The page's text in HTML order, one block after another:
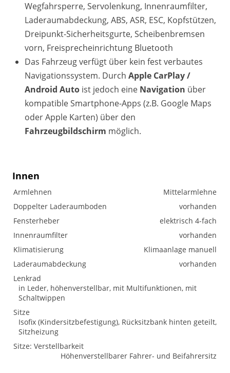
Wegfahrsperre, Servolenkung, Innenraumfilter,
Laderaumabdeckung, ABS, ASR, ESC, Kopfstützen,
Dreipunkt-Sicherheitsgurte, Scheibenbremsen
vorn, Freisprecheinrichtung Bluetooth
Das Fahrzeug verfügt über kein fest verbautes
Navigationssystem. Durch Apple CarPlay /
Android Auto ist jedoch eine Navigation über
kompatible Smartphone-Apps (z.B. Google Maps
oder Apple Karten) über den
Fahrzeugbildschirm möglich.
Innen
Armlehnen
Mittelarmlehne
Doppelter Laderaumboden
vorhanden
Fensterheber
elektrisch 4-fach
Innenraumfilter
vorhanden
Klimatisierung
Klimaanlage manuell
Laderaumabdeckung
vorhanden
Lenkrad
in Leder, höhenverstellbar, mit Multifunktionen, mit
Schaltwippen
Sitze
Isofix (Kindersitzbefestigung), Rücksitzbank hinten geteilt,
Sitzheizung
Sitze: Verstellbarkeit
Höhenverstellbarer Fahrer- und Beifahrersitz